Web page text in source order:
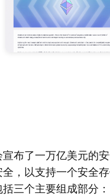
布了一万亿美元的
，以支持一个安全
三个主要组成部分：